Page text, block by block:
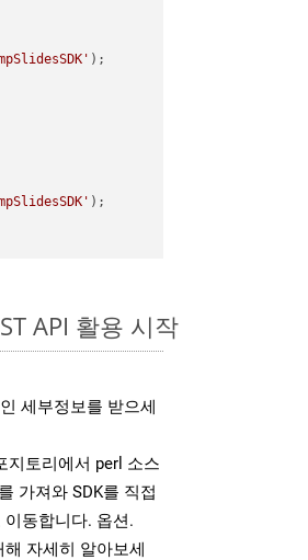
);
);
API 활용 시작
세부정보를 받으세
지토리에서 perl 소스
가져와 SDK를 직접
이동합니다. 옵션.
해 자세히 알아보세